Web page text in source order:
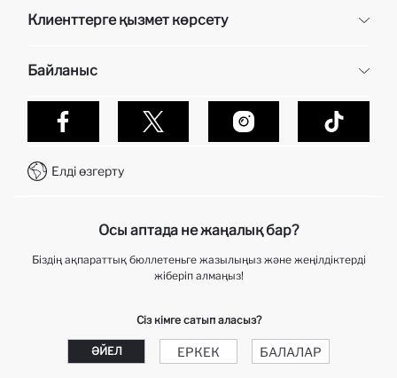
Біз туралы
Клиенттерге қызмет көрсету
Жеткізу
Алу кезінде төлем
Дефакто-да сатып алулар қалай жасалынады?
тапсырысты қадағалау
Тапсырысты қалай қайтаруға болады?
Байланыс
Эксклюзивті беттер
Байланыс
Байланыс орталығы +7 727 338 24 60
Елді өзгерту
Осы аптада не жаңалық бар?
Біздің ақпараттық бюллетеньге жазылыңыз және жеңілдіктерді
жіберіп алмаңыз!
Сіз кімге сатып аласыз?
ӘЙЕЛ ЕРКЕК БАЛАЛАР